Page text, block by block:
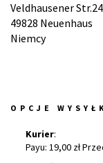
Veldhausener
49828 Neuenhaus
Niemcy
OPCJE
Kurier:
Payu: 19,00 zł